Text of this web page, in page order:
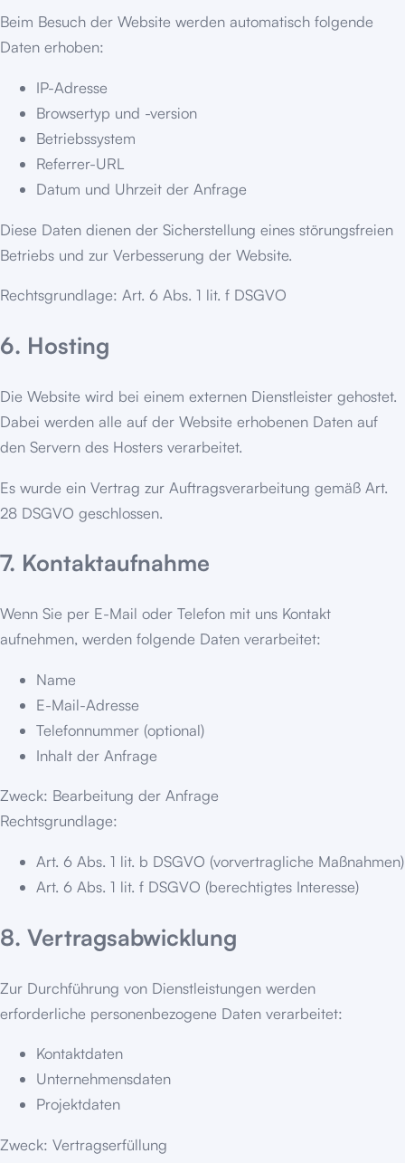
Beim Besuch der Website werden automatisch folgende
Daten erhoben:
IP-Adresse
Browsertyp und -version
Betriebssystem
Referrer-URL
Datum und Uhrzeit der Anfrage
Diese Daten dienen der Sicherstellung eines störungsfreien
Betriebs und zur Verbesserung der Website.
Rechtsgrundlage: Art. 6 Abs. 1 lit. f DSGVO
6. Hosting
Die Website wird bei einem externen Dienstleister gehostet.
Dabei werden alle auf der Website erhobenen Daten auf
den Servern des Hosters verarbeitet.
Es wurde ein Vertrag zur Auftragsverarbeitung gemäß Art.
28 DSGVO geschlossen.
7. Kontaktaufnahme
Wenn Sie per E-Mail oder Telefon mit uns Kontakt
aufnehmen, werden folgende Daten verarbeitet:
Name
E-Mail-Adresse
Telefonnummer (optional)
Inhalt der Anfrage
Zweck: Bearbeitung der Anfrage
Rechtsgrundlage:
Art. 6 Abs. 1 lit. b DSGVO (vorvertragliche Maßnahmen)
Art. 6 Abs. 1 lit. f DSGVO (berechtigtes Interesse)
8. Vertragsabwicklung
Zur Durchführung von Dienstleistungen werden
erforderliche personenbezogene Daten verarbeitet:
Kontaktdaten
Unternehmensdaten
Projektdaten
Zweck: Vertragserfüllung